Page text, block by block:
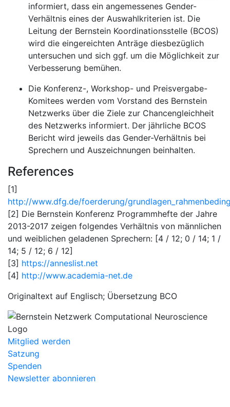
informiert, dass ein angemessenes Gender-
Verhältnis eines der Auswahlkriterien ist. Die
Leitung der Bernstein Koordinationsstelle (BCOS)
wird die eingereichten Anträge diesbezüglich
untersuchen und sich ggf. um die Möglichkeit zur
Verbesserung bemühen.
Die Konferenz-, Workshop- und Preisvergabe-
Komitees werden vom Vorstand des Bernstein
Netzwerks über die Ziele zur Chancengleichheit
des Netzwerks informiert. Der jährliche BCOS
Bericht wird jeweils das Gender-Verhältnis bei
Sprechern und Auszeichnungen beinhalten.
References
[1]
http://www.dfg.de/foerderung/
[2] Die Bernstein Konferenz Programmhefte der Jahre
2013-2017 zeigen folgendes Verhältnis von männlichen
und weiblichen geladenen Sprechern: [4 / 12; 0 / 14; 1 /
14; 5 / 12; 6 / 12]
[3] https://anneslist.net
[4] http://www.academia-net.de
Originaltext auf Englisch; Übersetzung BCO
Mitglied werden
Satzung
Spenden
Newsletter abonnieren